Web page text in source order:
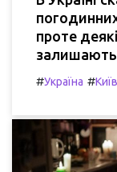
проте
#Україна #Київ